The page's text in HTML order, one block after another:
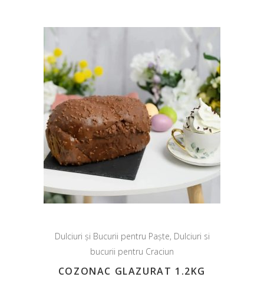
Dulciuri și Bucurii pentru Paște, Dulciuri si
bucurii pentru Craciun
COZONAC GLAZURAT 1.2KG